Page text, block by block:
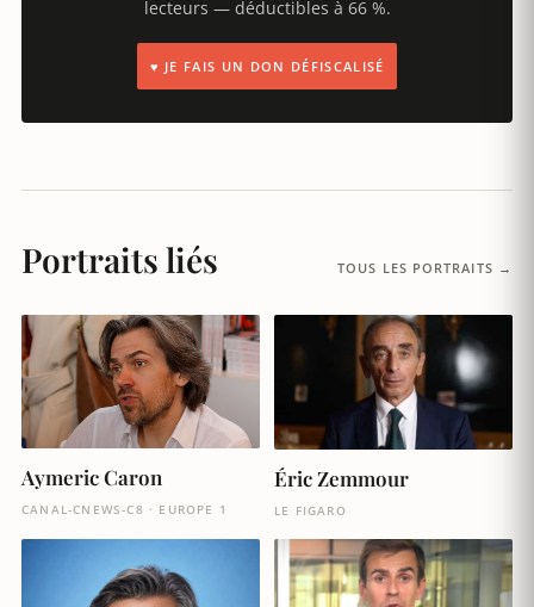
lecteurs — déductibles à 66 %.
♥ JE FAIS UN DON DÉFISCALISÉ
Portraits liés TOUS LES PORTRAITS →
Aymeric Caron
CANAL-CNEWS-C8 · EUROPE 1
Éric Zemmour
LE FIGARO